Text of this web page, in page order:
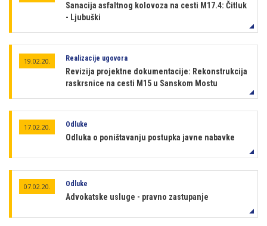
Sanacija asfaltnog kolovoza na cesti M17.4: Čitluk
- Ljubuški
19.02.20. Realizacije ugovora
Revizija projektne dokumentacije: Rekonstrukcija
raskrsnice na cesti M15 u Sanskom Mostu
17.02.20. Odluke
Odluka o poništavanju postupka javne nabavke
07.02.20. Odluke
Advokatske usluge - pravno zastupanje